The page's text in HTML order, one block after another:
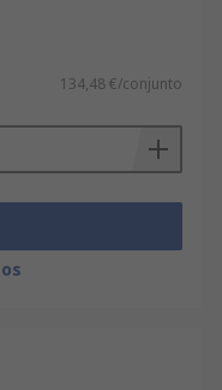
134,48 €/conjunto